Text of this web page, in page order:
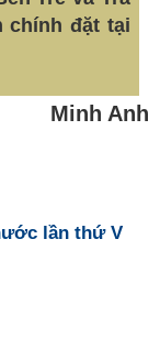
chính đặt tại
Minh Anh
lần thứ V